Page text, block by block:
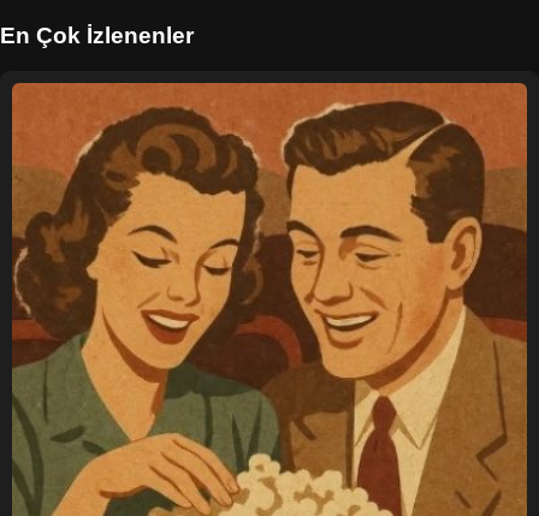
En Çok İzlenenler